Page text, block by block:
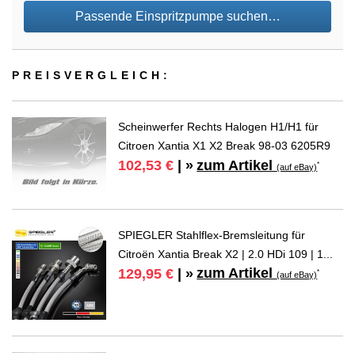
Passende Einspritzpumpe suchen…
PREIS­VER­GLEICH:
Scheinwerfer Rechts Halogen H1/H1 für
Citroen Xantia X1 X2 Break 98-03 6205R9
102,53 € | » zum Artikel(auf eBay)*
SPIEGLER Stahlflex-Bremsleitung für
Citroën Xantia Break X2 | 2.0 HDi 109 | 1...
129,95 € | » zum Artikel(auf eBay)*